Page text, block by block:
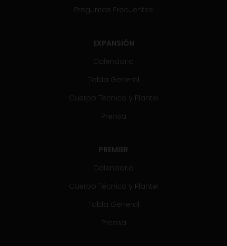
Preguntas Frecuentes
EXPANSIÓN
Calendario
Tabla General
Cuerpo Técnico y Plantel
Prensa
PREMIER
Calendario
Cuerpo Técnico y Plantel
Tabla General
Prensa